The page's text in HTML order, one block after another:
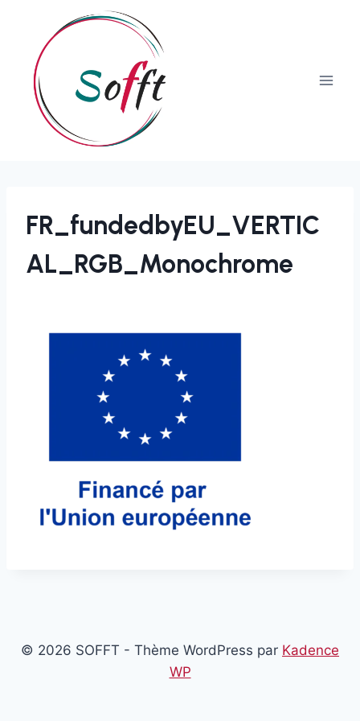
FR_fundedbyEU_VERTIC
AL_RGB_Monochrome
© 2026 SOFFT - Thème WordPress par Kadence
WP